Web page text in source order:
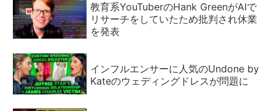
教育系YouTuberのHank GreenがAIで
リサーチをしていたため批判され休業
を発表
インフルエンサーに人気のUndone by
Kateのウェディングドレスが問題に